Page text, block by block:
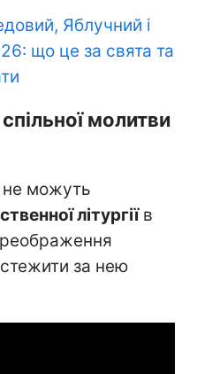
Яблучний і
що це за свята та
молитви
не можуть
літургіїв
за нею